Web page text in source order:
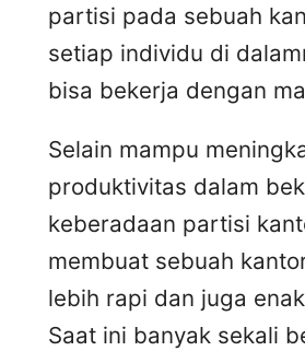
partisi pada sebuah
setiap individu di
bisa bekerja dengan
Selain mampu
produktivitas dalam
keberadaan partisi
membuat sebuah
lebih rapi dan juga
Saat ini banyak sekali